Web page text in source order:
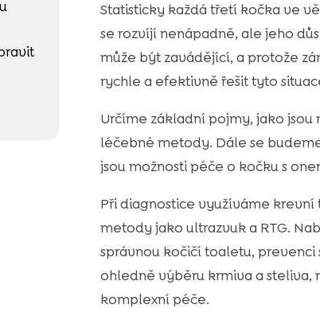
Statisticky každá třetí kočka ve
se rozvíjí nenápadně, ale jeho
může být zavádějící, a protože
rychle a efektivně řešit tyto
Určíme základní pojmy, jako jsou
léčebné metody. Dále se
jsou možnosti péče o kočku s
Při diagnostice využíváme krevní
metody jako ultrazvuk a RTG.
správnou kočičí toaletu,
ohledně výběru krmiva a steliva,
komplexní péče.